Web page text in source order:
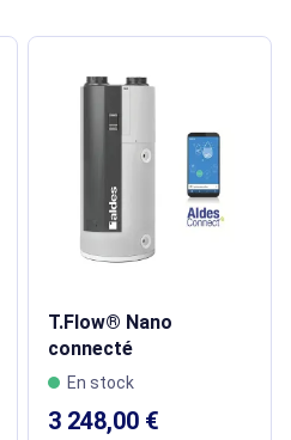
T.Flow® Nano
connecté
En stock
3 248,00 €